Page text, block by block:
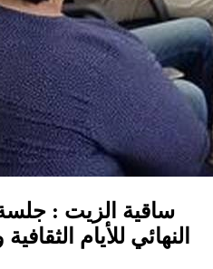
ساقية الزيت :
النهائي للأيام